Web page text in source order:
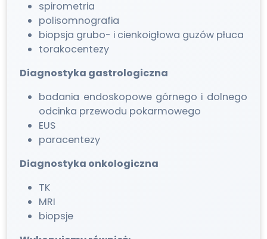
spirometria
polisomnografia
biopsja grubo- i cienkoigłowa guzów płuca
torakocentezy
Diagnostyka gastrologiczna
badania endoskopowe górnego i dolnego
odcinka przewodu pokarmowego
EUS
paracentezy
Diagnostyka onkologiczna
TK
MRI
biopsje